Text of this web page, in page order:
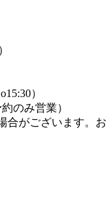
）
のみ営業）
合がございます。お